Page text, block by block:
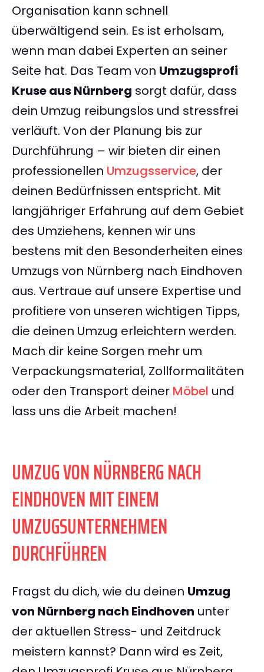
Organisation kann schnell
überwältigend sein. Es ist erholsam,
wenn man dabei Experten an seiner
Seite hat. Das Team von Umzugsprofi
Kruse aus Nürnberg sorgt dafür, dass
dein Umzug reibungslos und stressfrei
verläuft. Von der Planung bis zur
Durchführung – wir bieten dir einen
professionellen Umzugsservice, der
deinen Bedürfnissen entspricht. Mit
langjähriger Erfahrung auf dem Gebiet
des Umziehens, kennen wir uns
bestens mit den Besonderheiten eines
Umzugs von Nürnberg nach Eindhoven
aus. Vertraue auf unsere Expertise und
profitiere von unseren wichtigen Tipps,
die deinen Umzug erleichtern werden.
Mach dir keine Sorgen mehr um
Verpackungsmaterial, Zollformalitäten
oder den Transport deiner Möbel und
lass uns die Arbeit machen!
UMZUG VON NÜRNBERG NACH
EINDHOVEN MIT EINEM
UMZUGSUNTERNEHMEN
DURCHFÜHREN
Fragst du dich, wie du deinen Umzug
von Nürnberg nach Eindhoven unter
der aktuellen Stress- und Zeitdruck
meistern kannst? Dann wird es Zeit,